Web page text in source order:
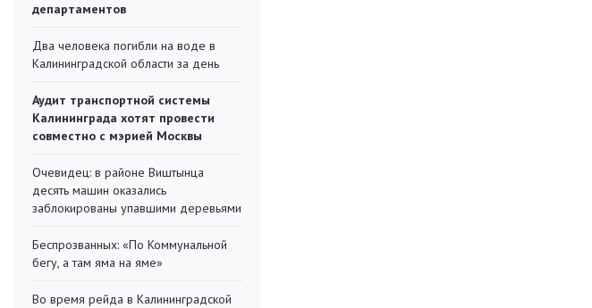
департаментов
Два человека погибли на воде в
Калининградской области за день
Аудит транспортной системы
Калининграда хотят провести
совместно с мэрией Москвы
Очевидец: в районе Виштынца
десять машин оказались
заблокированы упавшими деревьями
Беспрозванных: «По Коммунальной
бегу, а там яма на яме»
Во время рейда в Калининградской